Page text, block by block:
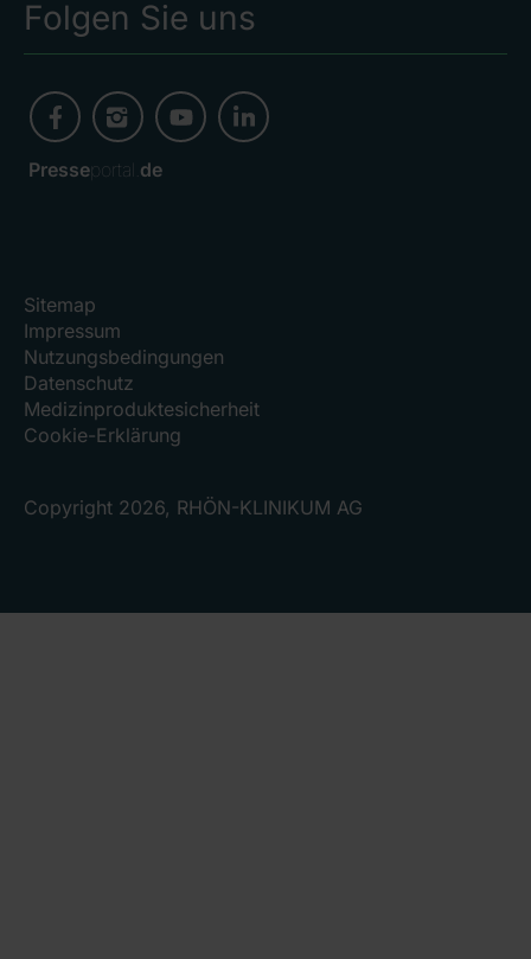
Folgen Sie uns
Presseportal. de
Sitemap
Impressum
Nutzungsbedingungen
Datenschutz
Medizinproduktesicherheit
Cookie-Erklärung
Copyright 2026, RHÖN-KLINIKUM AG